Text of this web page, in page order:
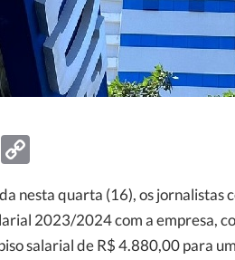
Telegram
nesta quarta (16), os jornalistas
2023/2024 com a empresa,
salarial de R$ 4.880,00 para